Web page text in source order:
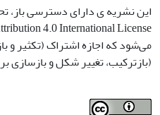
این نشریه ی دارای دسترسی باز،
می‌شود که اجازه اشتراک (تکثیر و
(بازترکیب، تغییر شکل و بازسازی